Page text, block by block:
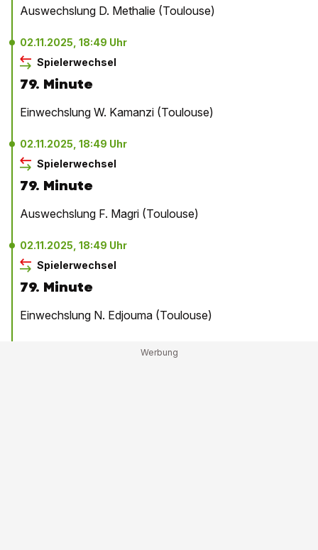
Auswechslung D. Methalie (Toulouse)
02.11.2025, 18:49 Uhr
Spielerwechsel
79. Minute
Einwechslung W. Kamanzi (Toulouse)
02.11.2025, 18:49 Uhr
Spielerwechsel
79. Minute
Auswechslung F. Magri (Toulouse)
02.11.2025, 18:49 Uhr
Spielerwechsel
79. Minute
Einwechslung N. Edjouma (Toulouse)